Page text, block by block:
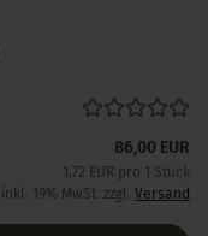
86,00 EUR
1,72 EUR pro 1 Stück
inkl. 19% MwSt. zzgl. Versand